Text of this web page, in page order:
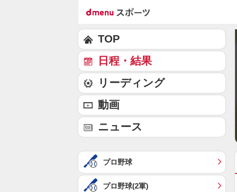
TOP
日程・結果
リーディング
動画
ニュース
プロ野球
プロ野球(2軍)